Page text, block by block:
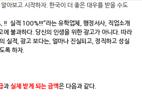
아보고 시작하자. 한국이 더 좋은 대우를 받을 수도
!! 실적 100%!!!"라는 유학업체, 행정서사, 직업소개
에 불과하다. 당신의 인생을 위한 광고가 아니다. 따라
실적, 광고 보다는, 얼마나 진실되고, 정직하고 성실
록 하자.
과실제 받게 되는 금액은 다음과 같다.